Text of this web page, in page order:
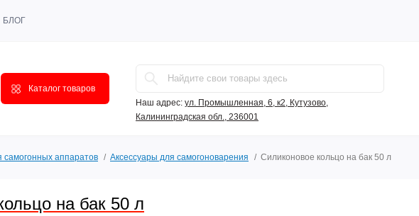
БЛОГ
Каталог товаров
Наш адрес: ул. Промышленная, 6, к2, Кутузово,
Калининградская обл., 236001
аппаратов Аксессуары для самогоноварения Силиконовое кольцо на бак 50 л
на бак 50 л